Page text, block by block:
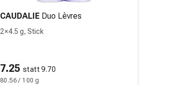
CAUDALIE Duo Lèvres
2 × 4.5 g, Stick
7.25 statt 9.70
80.56 / 100 g